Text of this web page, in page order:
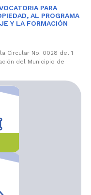
PARA
AL PROGRAMA
Y LA FORMACIÓN
Circular No. 0028 del 1
del Municipio de